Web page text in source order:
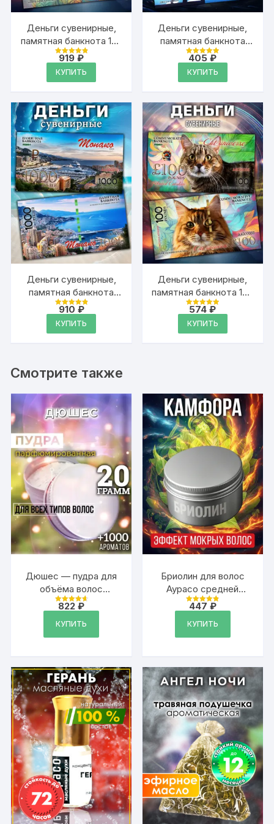
Деньги сувенирные,
памятная банкнота 100
фунтов стерлингов
Оценка
из 5
919₽
КУПИТЬ
Деньги сувенирные,
памятная банкнота
200 рублей для
Антона
Оценка
из 5
405₽
КУПИТЬ
Деньги сувенирные,
памятная банкнота
1000 рублей
Оценка
из 5
910 ₽
КУПИТЬ
Деньги сувенирные,
памятная банкнота 100
фунтов стерлингов
Оценка
из 5
574₽
КУПИТЬ
Смотрите также
Дюшес — пудра для
объёма волос
Аурасо, 20 гр
Оценка
822₽
КУПИТЬ
Бриолин для волос
Аурасо средней
фиксации
Оценка
447 ₽
КУПИТЬ